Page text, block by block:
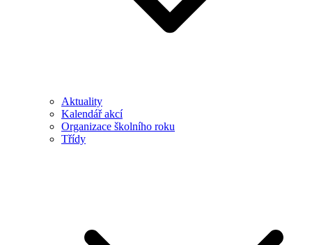
Aktuality
Kalendář akcí
Organizace školního roku
Třídy